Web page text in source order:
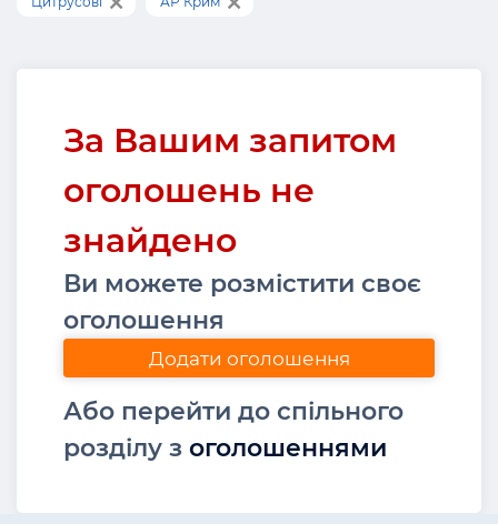
За Вашим запитом
оголошень не
знайдено
Ви можете розмістити своє
оголошення
Додати оголошення
Або перейти до спільного
розділу з оголошеннями